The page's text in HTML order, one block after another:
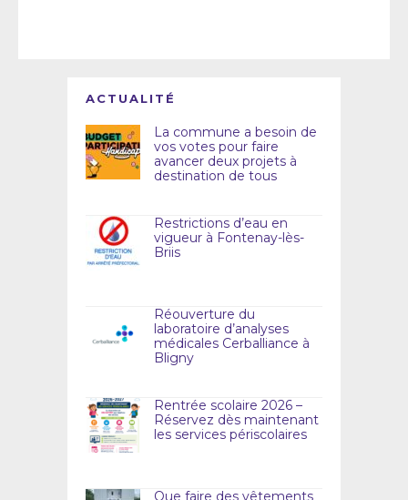
ACTUALITÉ
La commune a besoin de
vos votes pour faire
avancer deux projets à
destination de tous
Restrictions d’eau en
vigueur à Fontenay-lès-
Briis
Réouverture du
laboratoire d’analyses
médicales Cerballiance à
Bligny
Rentrée scolaire 2026 –
Réservez dès maintenant
les services périscolaires
Que faire des vêtements